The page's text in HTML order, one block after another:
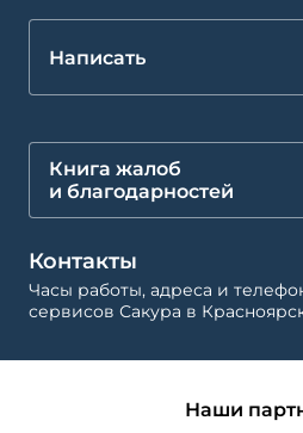
Написать
Книга жалоб
и благодарностей
Контакты
Часы работы, адреса и
сервисов Сакура в
Наши